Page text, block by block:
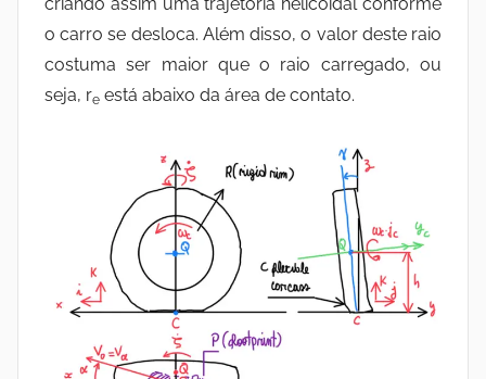
o carro se desloca. Além disso, o valor deste raio
costuma ser maior que o raio carregado, ou
seja, re está abaixo da área de contato.